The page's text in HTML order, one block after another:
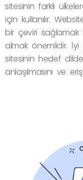
sitesinin farklı
için kullanılır.
bir çeviri sağlamak
almak önemlidir.
sitesinin hedef
anlaşılmasını ve